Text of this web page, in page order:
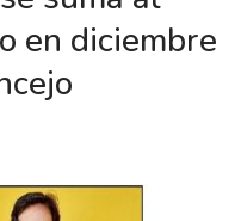
en diciembre